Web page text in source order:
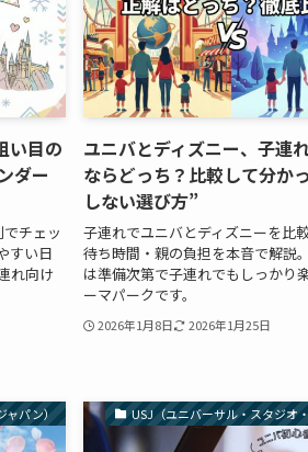
い目の
ダー
チェッ
すい日
れ向け
ユニバとディズニー、子連
ならどっち？比較して分か
しない選び方”
子連れでユニバとディズニーを比
待ち時間・親の負担を本音で解説
は準備次第で子連れでもしっかり
ーマパークです。
2026年1月8日 2026年1月25日
ャパン） USJ（ユニバーサル・スタジオ